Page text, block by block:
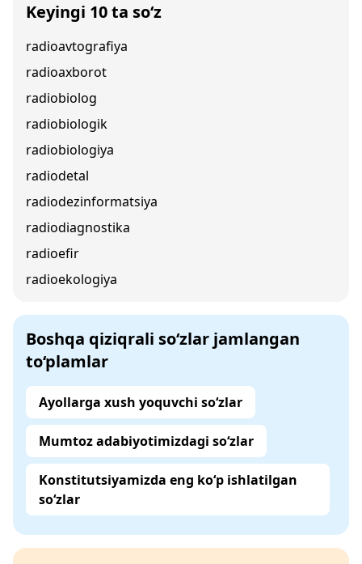
Keyingi 10 ta so‘z
radioavtografiya
radioaxborot
radiobiolog
radiobiologik
radiobiologiya
radiodetal
radiodezinformatsiya
radiodiagnostika
radioefir
radioekologiya
Boshqa qiziqrali so‘zlar jamlangan
to‘plamlar
Ayollarga xush yoquvchi so‘zlar
Mumtoz adabiyotimizdagi so‘zlar
Konstitutsiyamizda eng ko‘p ishlatilgan
so‘zlar